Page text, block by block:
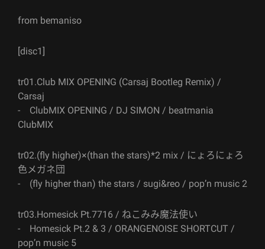
from bemaniso
[disc1]
tr01.Club MIX OPENING (Carsaj Bootleg Remix) /
Carsaj
- ClubMIX OPENING / DJ SIMON / beatmania
ClubMIX
tr02.(fly higher)×(than the stars)*2 mix / にょろにょろ
色メガネ団
- (fly higher than) the stars / sugi&reo / pop’n music 2
tr03.Homesick Pt.7716 / ねこみみ魔法使い
- Homesick Pt.2 & 3 / ORANGENOISE SHORTCUT /
pop’n music 5